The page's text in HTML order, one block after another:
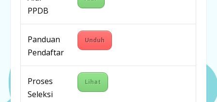
PPDB
Panduan
Pendaftar
Unduh
Proses
Seleksi
Lihat